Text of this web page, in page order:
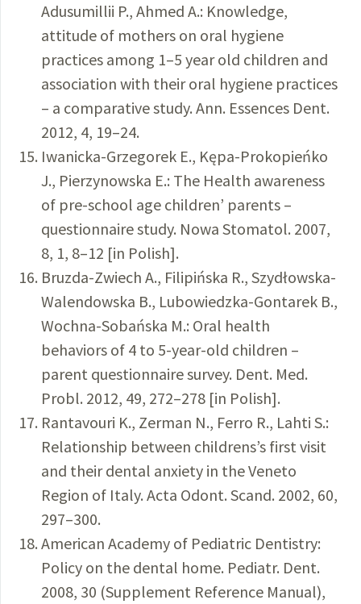
Adusumillii P., Ahmed A.: Knowledge,
attitude of mothers on oral hygiene
practices among 1–5 year old children and
association with their oral hygiene practices
– a comparative study. Ann. Essences Dent.
2012, 4, 19–24.
Iwanicka-Grzegorek E., Kępa-Prokopieńko
J., Pierzynowska E.: The Health awareness
of pre-school age children’ parents –
questionnaire study. Nowa Stomatol. 2007,
8, 1, 8–12 [in Polish].
Bruzda-Zwiech A., Filipińska R., Szydłowska-
Walendowska B., Lubowiedzka-Gontarek B.,
Wochna-Sobańska M.: Oral health
behaviors of 4 to 5-year-old children –
parent questionnaire survey. Dent. Med.
Probl. 2012, 49, 272–278 [in Polish].
Rantavouri K., Zerman N., Ferro R., Lahti S.:
Relationship between childrens’s first visit
and their dental anxiety in the Veneto
Region of Italy. Acta Odont. Scand. 2002, 60,
297–300.
American Academy of Pediatric Dentistry:
Policy on the dental home. Pediatr. Dent.
2008, 30 (Supplement Reference Manual),